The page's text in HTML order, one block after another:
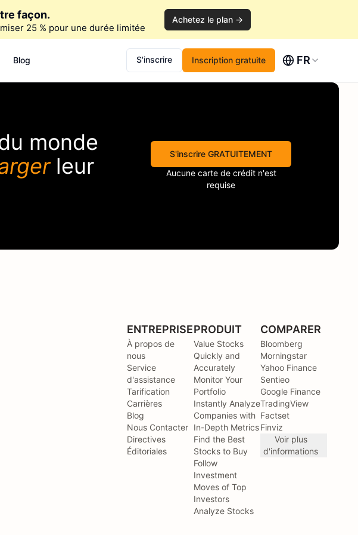
façon.
25 % pour une durée limitée
Achetez le plan →
Blog S'inscrire Inscription gratuite FR
monde
leur
S'inscrire GRATUITEMENT
Aucune carte de crédit n'est
requise
ENTREPRISE
À propos de
nous
Service
d'assistance
Tarification
Carrières
Blog
Nous Contacter
Directives
Éditoriales
PRODUIT
Value Stocks
Quickly and
Accurately
Monitor Your
Portfolio
Instantly Analyze
Companies with
In-Depth Metrics
Find the Best
Stocks to Buy
Follow
Investment
Moves of Top
Investors
Analyze Stocks
COMPARER
Bloomberg
Morningstar
Yahoo Finance
Sentieo
Google Finance
TradingView
Factset
Finviz
Voir plus
d'informations